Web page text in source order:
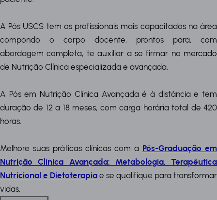
A Pós USCS tem os profissionais mais capacitados na área
compondo o corpo docente, prontos para, com
abordagem completa, te auxiliar a se firmar no mercado
de Nutrição Clínica especializada e avançada.
A Pós em Nutrição Clínica Avançada é à distância e tem
duração de 12 a 18 meses, com carga horária total de 420
horas.
Melhore suas práticas clínicas com a Pós-Graduação em
Nutrição Clínica Avançada: Metabologia, Terapêutica
Nutricional e Dietoterapia e se qualifique para transformar
vidas.